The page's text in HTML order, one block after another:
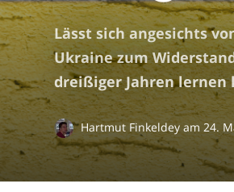
Lässt sich angesichts
Ukraine zum
dreißiger Jahren lernen
Hartmut Finkeldeyam 24.